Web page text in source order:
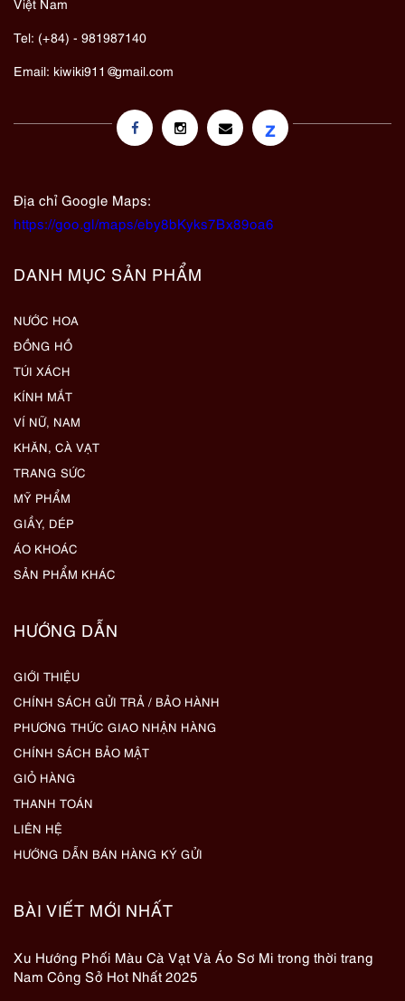
Tel: (+84) - 981987140
Email: kiwiki911@gmail.com
z
Địa chỉ Google Maps:
https://goo.gl/maps/eby8bKyks7Bx89oa6
DANH MỤC SẢN PHẨM
NƯỚC HOA
ĐỒNG HỒ
TÚI XÁCH
KÍNH MẮT
VÍ NỮ, NAM
KHĂN, CÀ VẠT
TRANG SỨC
MỸ PHẨM
GIẦY, DÉP
ÁO KHOÁC
SẢN PHẨM KHÁC
HƯỚNG DẪN
GIỚI THIỆU
CHÍNH SÁCH GỬI TRẢ / BẢO HÀNH
PHƯƠNG THỨC GIAO NHẬN HÀNG
CHÍNH SÁCH BẢO MẬT
GIỎ HÀNG
THANH TOÁN
LIÊN HỆ
HƯỚNG DẪN BÁN HÀNG KÝ GỬI
BÀI VIẾT MỚI NHẤT
Xu Hướng Phối Màu Cà Vạt Và Áo Sơ Mi trong thời trang
Nam Công Sở Hot Nhất 2025